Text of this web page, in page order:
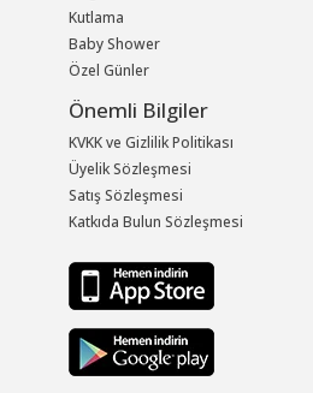
Kutlama
Baby Shower
Özel Günler
Önemli Bilgiler
KVKK ve Gizlilik Politikası
Üyelik Sözleşmesi
Satış Sözleşmesi
Katkıda Bulun Sözleşmesi